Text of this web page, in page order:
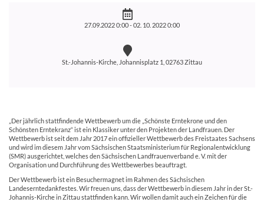
27.09.2022 0:00 -02. 10. 2022 0:00
St.-Johannis-Kirche, Johannisplatz 1, 02763 Zittau
„Der jährlich stattfindende Wettbewerb um die „Schönste Erntekrone und den
Schönsten Erntekranz“ ist ein Klassiker unter den Projekten der Landfrauen. Der
Wettbewerb ist seit dem Jahr 2017 ein offizieller Wettbewerb des Freistaates Sachsens
und wird im diesem Jahr vom Sächsischen Staatsministerium für Regionalentwicklung
(SMR) ausgerichtet, welches den Sächsischen Landfrauenverband e. V. mit der
Organisation und Durchführung des Wettbewerbes beauftragt.
Der Wettbewerb ist ein Besuchermagnet im Rahmen des Sächsischen
Landeserntedankfestes. Wir freuen uns, dass der Wettbewerb in diesem Jahr in der St.-
Johannis-Kirche in Zittau stattfinden kann. Wir wollen damit auch ein Zeichen für die